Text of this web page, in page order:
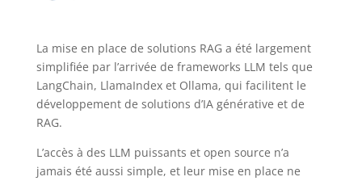
La mise en place de solutions RAG a été largement
simplifiée par l’arrivée de frameworks LLM tels que
LangChain, LlamaIndex et Ollama, qui facilitent le
développement de solutions d’IA générative et de
RAG.
L’accès à des LLM puissants et open source n’a
jamais été aussi simple, et leur mise en place ne